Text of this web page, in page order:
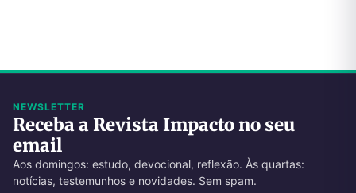
NEWSLETTER
Receba a Revista Impacto no seu
email
Aos domingos: estudo, devocional, reflexão. Às quartas:
notícias, testemunhos e novidades. Sem spam.